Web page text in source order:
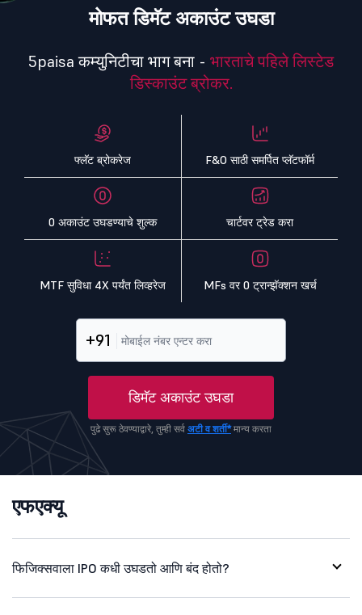
मोफत डिमॅट अकाउंट उघडा
5paisa कम्युनिटीचा भाग बना - भारताचे पहिले लिस्टेड
डिस्काउंट ब्रोकर.
फ्लॅट ब्रोकरेज F&O साठी समर्पित प्लॅटफॉर्म
0 अकाउंट उघडण्याचे शुल्क चार्टवर ट्रेड करा
MTF सुविधा 4X पर्यंत लिव्हरेज MFs वर 0 ट्रान्झॅक्शन खर्च
+91
डिमॅट अकाउंट उघडा
पुढे सुरू ठेवण्याद्वारे, तुम्ही सर्व अटी व शर्ती*मान्य करता
एफएक्यू
फिजिक्सवाला IPO कधी उघडतो आणि बंद होतो?